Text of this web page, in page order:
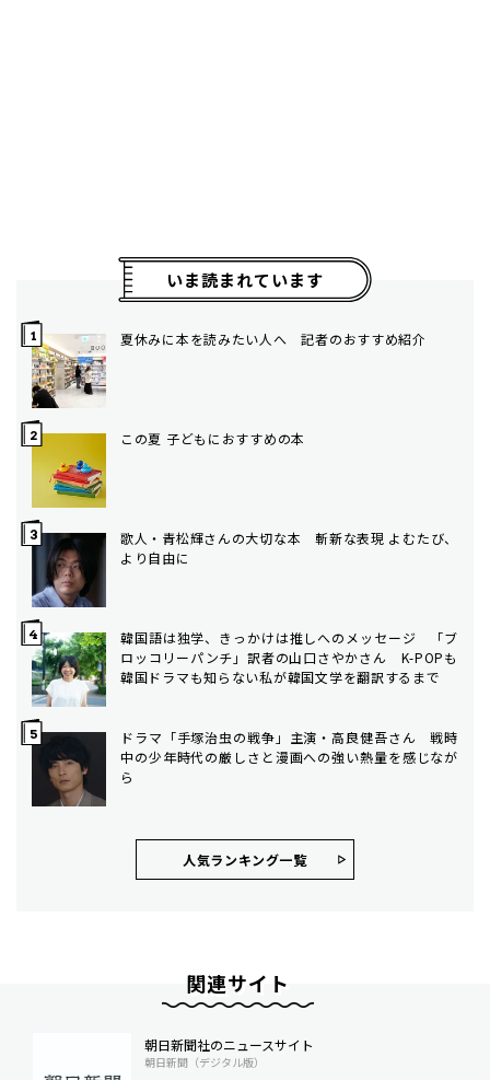
いま読まれています
夏休みに本を読みたい人へ 記者のおすすめ紹介
この夏 子どもにおすすめの本
歌人・青松輝さんの大切な本 斬新な表現 よむたび、
より自由に
韓国語は独学、きっかけは推しへのメッセージ 「ブ
ロッコリーパンチ」訳者の山口さやかさん K-POPも
韓国ドラマも知らない私が韓国文学を翻訳するまで
ドラマ「手塚治虫の戦争」主演・高良健吾さん 戦時
中の少年時代の厳しさと漫画への強い熱量を感じなが
ら
人気ランキング⼀覧
関連サイト
朝日新聞社のニュースサイト
朝日新聞（デジタル版）